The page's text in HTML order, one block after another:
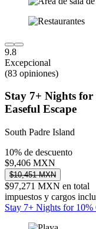
9.8
Excepcional
(83 opiniones)
Stay 7+ Nights
Easeful Escape
South Padre Island
10% de descuento
$9,406 MXN
$10,451 MXN
$97,271 MXN en total
impuestos y cargos
Stay 7+ Nights for 10%